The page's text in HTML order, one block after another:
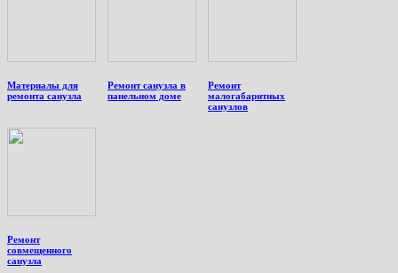
Материалы для
ремонта санузла
Ремонт санузла в
панельном доме
Ремонт
малогабаритных
санузлов
Ремонт
совмещенного
санузла